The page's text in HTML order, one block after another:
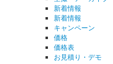
新着情報
新着情報
キャンペーン
価格
価格表
お見積り・デモ